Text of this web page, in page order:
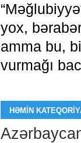
yox,
amma bu,
vurmağı
HƏMIN